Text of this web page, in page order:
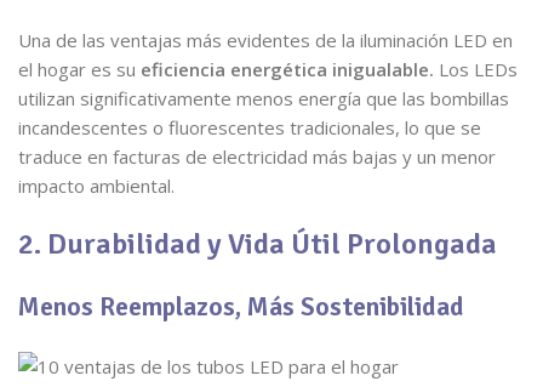
Una de las ventajas más evidentes de la iluminación LED en
el hogar es su eficiencia energética inigualable. Los LEDs
utilizan significativamente menos energía que las bombillas
incandescentes o fluorescentes tradicionales, lo que se
traduce en facturas de electricidad más bajas y un menor
impacto ambiental.
2. Durabilidad y Vida Útil Prolongada
Menos Reemplazos, Más Sostenibilidad